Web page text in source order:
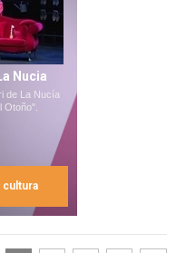
Nucia
de La Nucía
Otoño".
cultura